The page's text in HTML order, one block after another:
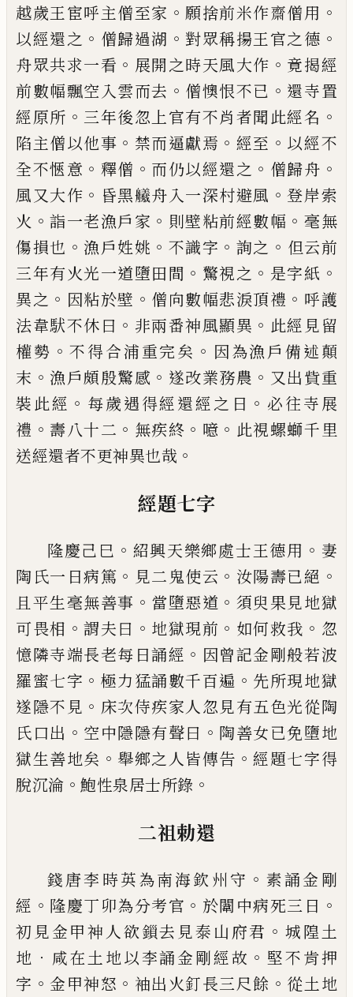
越歲王宦呼主僧至家 。 願捨前米作齋僧用 。
以經還之 。 僧歸過湖 。對眾稱揚王官之德 。
舟眾共求一看 。 展開之時天風大作 。 竟揭經
前數幅飄空入雲而去 。 僧懊恨不已 。 還寺置
經原所 。 三年後忽上官有不肖者聞此經名 。
陷主僧以他事 。 禁而逼獻焉 。 經至 。 以經不
全不愜意 。 釋僧 。 而仍以經還之 。 僧歸舟 。
風又大作 。 昏黑𫇣舟入一深村避風 。登岸索
火 。詣一老漁戶家 。 則壁粘前經數幅 。 毫無
傷損也 。 漁戶姓姚 。 不識字 。 詢之 。 但云前
三年有火光一道墮田間 。 驚視之 。 是字紙 。
異之 。 因粘於壁 。 僧向數幅悲淚頂禮 。 呼護
法韋䭾不休曰 。 非兩番神風顯異 。 此經 見留
權勢 。不得合浦重完矣 。 因為漁戶備述顛
末 。 漁戶頗殷驚感 。 遂改業務農 。 又出貲重
裝此經 。 每歲遇得經還經之日 。 必往寺展
禮 。 壽八十二 。 無疾終 。 噫 。 此視螺螄千里
送經還者不更神異也哉 。
經題七字
隆慶己 巳 。 紹興天樂鄉處士王德用 。 妻
陶氏一日病篤 。 見二鬼使云 。 汝陽壽已絕 。
且平生毫無善事 。 當墮惡道 。 須臾果見地獄
可畏相 。謂夫曰 。 地獄現前 。 如何救我 。 忽
憶隣寺端長老每日誦經 。 因曾記金剛般若波
羅蜜七字 。 極力猛誦數千百遍 。 先所現地獄
遂隱不見 。 床次侍疾家人忽見有五色光從陶
氏口出 。 空中隱隱有聲曰 。 陶善女已免墮地
獄生善地矣 。 舉鄉之人皆傳告 。 經題七字得
脫沉淪 。 鮑性泉居士所錄 。
二祖勅還
錢唐李時英為南海欽州守 。素誦金剛
經 。 隆慶丁卯為分考官 。 於闈中病死三日 。
初見金甲神人欲鎻去 見泰山府君 。 城隍土
地 ． 咸在土地以李誦金剛經故 。 堅不肯押
字 。 金甲神怒 。 袖出火釘長三尺餘 。 從土地